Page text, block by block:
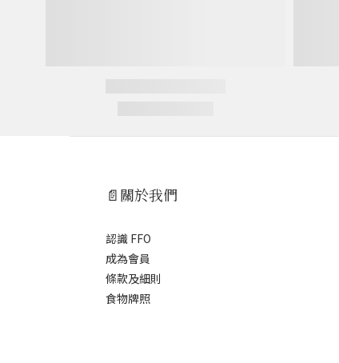
📄關於我們
認識 FFO
成為會員
條款及細則
食物牌照